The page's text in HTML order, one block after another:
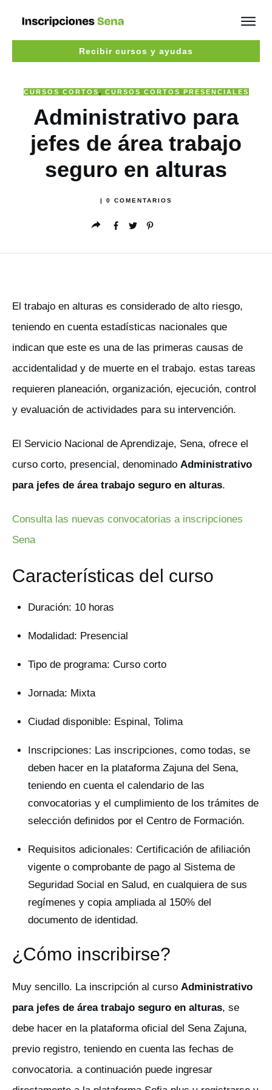
Recibir cursos y ayudas
CURSOS CORTOS, CURSOS CORTOS PRESENCIALES
Administrativo para
jefes de área trabajo
seguro en alturas
0 COMENTARIOS
El trabajo en alturas es considerado de alto riesgo,
teniendo en cuenta estadísticas nacionales que
indican que este es una de las primeras causas de
accidentalidad y de muerte en el trabajo. estas tareas
requieren planeación, organización, ejecución, control
y evaluación de actividades para su intervención.
El Servicio Nacional de Aprendizaje, Sena, ofrece el
curso corto, presencial, denominado Administrativo
para jefes de área trabajo seguro en alturas.
Consulta las nuevas convocatorias a inscripciones
Sena
Características del curso
Duración: 10 horas
Modalidad: Presencial
Tipo de programa: Curso corto
Jornada: Mixta
Ciudad disponible: Espinal, Tolima
Inscripciones: Las inscripciones, como todas, se
deben hacer en la plataforma Zajuna del Sena,
teniendo en cuenta el calendario de las
convocatorias y el cumplimiento de los trámites de
selección definidos por el Centro de Formación.
Requisitos adicionales: Certificación de afiliación
vigente o comprobante de pago al Sistema de
Seguridad Social en Salud, en cualquiera de sus
regímenes y copia ampliada al 150% del
documento de identidad.
¿Cómo inscribirse?
Muy sencillo. La inscripción al curso Administrativo
para jefes de área trabajo seguro en alturas, se
debe hacer en la plataforma oficial del Sena Zajuna,
previo registro, teniendo en cuenta las fechas de
convocatoria. a continuación puede ingresar